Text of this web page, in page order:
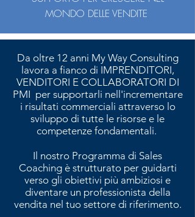
MONDO DELLE VENDITE
Da oltre 12 anni My Way Consulting
lavora a fianco di IMPRENDITORI,
VENDITORI E COLLABORATORI DI
PMI per supportarli nell'incrementare
i risultati commerciali attraverso lo
sviluppo di tutte le risorse e le
competenze fondamentali.
Il nostro Programma di Sales
Coaching è strutturato per guidarti
verso gli obiettivi più ambiziosi e
diventare un professionista della
vendita nel tuo settore di riferimento.